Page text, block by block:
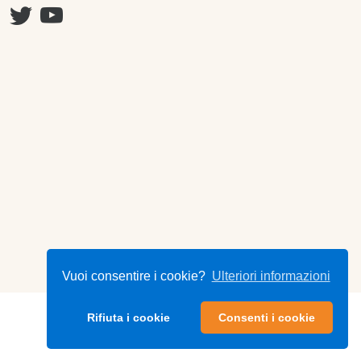
Vuoi consentire i cookie? Ulteriori informazioni
Rifiuta i cookie Consenti i cookie